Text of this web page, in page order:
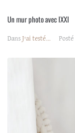
Un mur photo avec IXXI
Dans J'ai testé… Posté